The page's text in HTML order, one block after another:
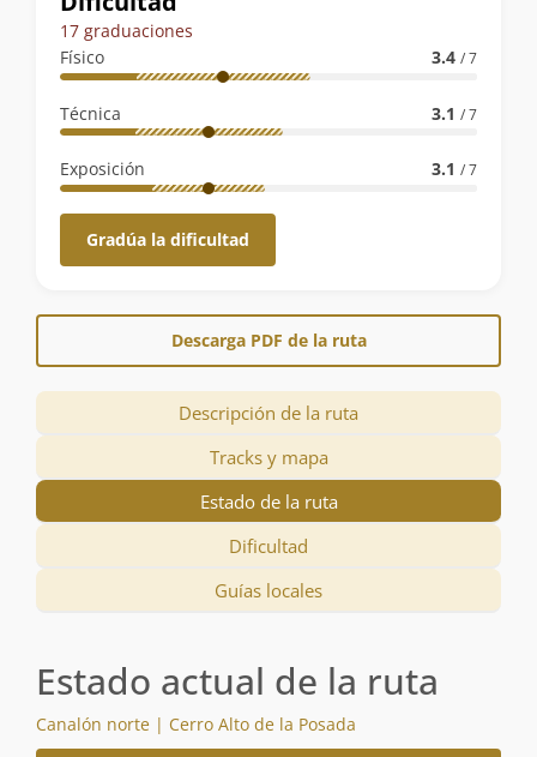
de
la
ruta
17 graduaciones
Físico
3.4 / 7
Técnica 3.1 / 7
Exposición 3.1 / 7
Gradúa la dificultad
Descarga PDF de la ruta
Descripción de la ruta
Tracks y mapa
Estado de la ruta
Dificultad
Guías locales
Estado actual de la ruta
Canalón norte | Cerro Alto de la Posada